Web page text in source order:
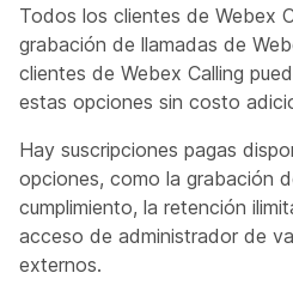
Todos los clientes de Webex
grabación de llamadas de
clientes de Webex Calling
estas opciones sin costo
Hay suscripciones pagas
opciones, como la grabación
cumplimiento, la retención
acceso de administrador de
externos.